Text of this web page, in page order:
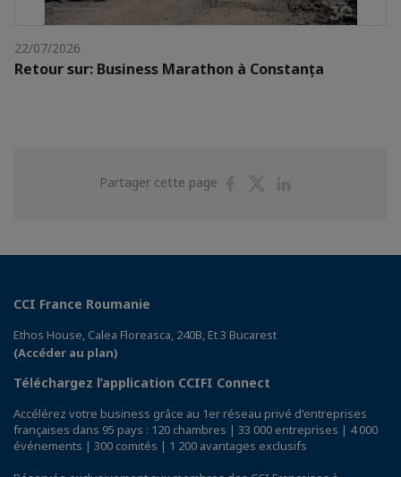
22/07/2026
Retour sur: Business Marathon à Constanța
Partager cette page
PartagerPartager
CCI France Roumanie
Ethos House, Calea Floreasca, 240B, Et 3 Bucarest
(Accéder au plan)
Téléchargez l’application CCIFI Connect
Accélérez votre business grâce au 1er réseau privé d'entreprises
françaises dans 95 pays : 120 chambres | 33 000 entreprises | 4 000
événements | 300 comités | 1 200 avantages exclusifs